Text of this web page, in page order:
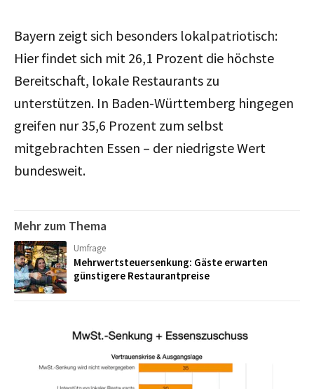
Bayern zeigt sich besonders lokalpatriotisch:
Hier findet sich mit 26,1 Prozent die höchste
Bereitschaft, lokale Restaurants zu
unterstützen. In Baden-Württemberg hingegen
greifen nur 35,6 Prozent zum selbst
mitgebrachten Essen – der niedrigste Wert
bundesweit.
Mehr zum Thema
Umfrage
Mehrwertsteuersenkung: Gäste erwarten
günstigere Restaurantpreise